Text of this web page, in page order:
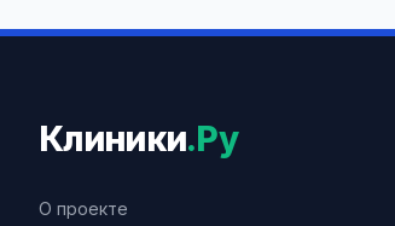
Клиники.Ру
О проекте